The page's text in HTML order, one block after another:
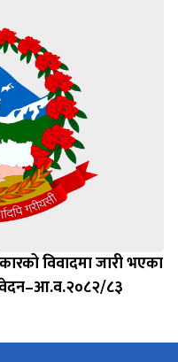
विवादमा जारी भएका
८३